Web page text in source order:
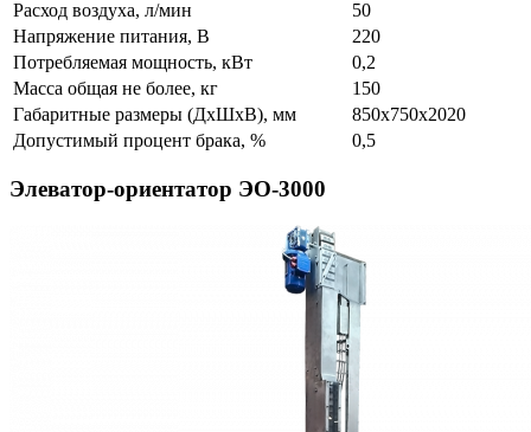
Расход воздуха, л/мин
50
Напряжение питания, В
220
Потребляемая мощность, кВт
0,2
Масса общая не более, кг
150
Габаритные размеры (ДхШхВ), мм
850х750х2020
Допустимый процент брака, %
0,5
Элеватор-ориентатор ЭО-3000